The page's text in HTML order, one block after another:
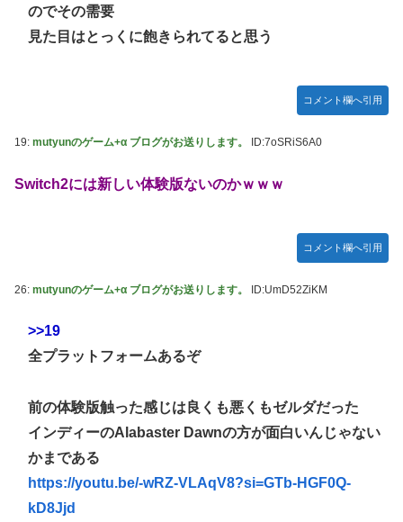
のでその需要
見た目はとっくに飽きられてると思う
コメント欄へ引用
19: mutyunのゲーム+α ブログがお送りします。 ID:7oSRiS6A0
Switch2には新しい体験版ないのかｗｗｗ
コメント欄へ引用
26: mutyunのゲーム+α ブログがお送りします。 ID:UmD52ZiKM
>>19
全プラットフォームあるぞ
前の体験版触った感じは良くも悪くもゼルダだった
インディーのAlabaster Dawnの方が面白いんじゃない
かまである
https://youtu.be/-wRZ-VLAqV8?si=GTb-HGF0Q-
kD8Jjd